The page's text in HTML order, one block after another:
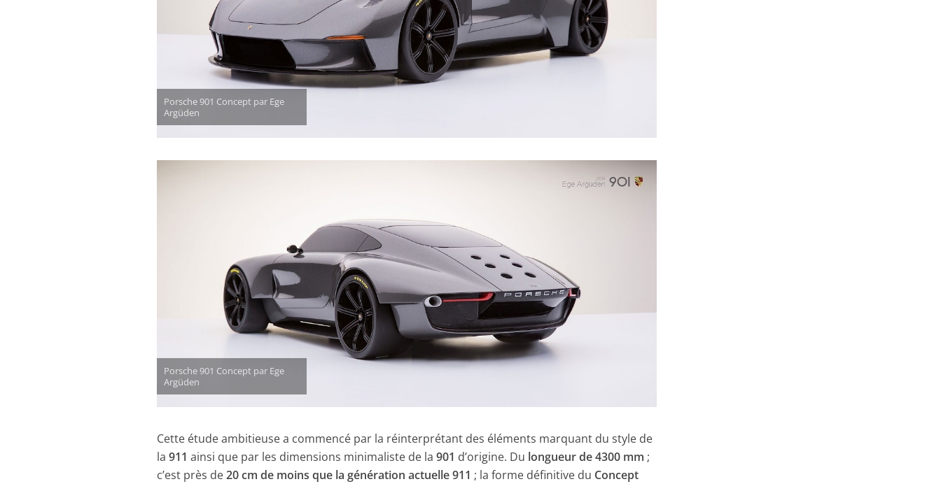
Porsche 901 Concept par Ege
Argüden
Porsche 901 Concept par Ege
Argüden
Cette étude ambitieuse a commencé par la réinterprétant des éléments marquant du style de
la911 ainsi que par les dimensions minimaliste de la901 d’origine. Du longueur de 4300 mm ;
c’est près de20 cm de moins que la génération actuelle 911 ; la forme définitive du Concept